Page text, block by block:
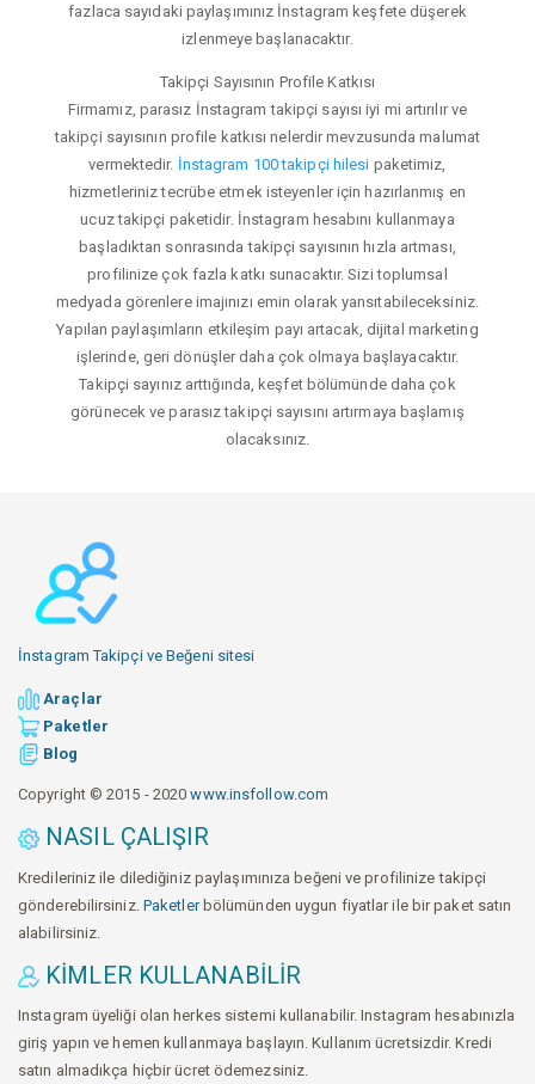
fazlaca sayıdaki paylaşımınız İnstagram keşfete düşerek
izlenmeye başlanacaktır.
Takipçi Sayısının Profile Katkısı
Firmamız, parasız İnstagram takipçi sayısı iyi mi artırılır ve
takipçi sayısının profile katkısı nelerdir mevzusunda malumat
vermektedir. İnstagram 100 takipçi hilesi paketimiz,
hizmetleriniz tecrübe etmek isteyenler için hazırlanmış en
ucuz takipçi paketidir. İnstagram hesabını kullanmaya
başladıktan sonrasında takipçi sayısının hızla artması,
profilinize çok fazla katkı sunacaktır. Sizi toplumsal
medyada görenlere imajınızı emin olarak yansıtabileceksiniz.
Yapılan paylaşımların etkileşim payı artacak, dijital marketing
işlerinde, geri dönüşler daha çok olmaya başlayacaktır.
Takipçi sayınız arttığında, keşfet bölümünde daha çok
görünecek ve parasız takipçi sayısını artırmaya başlamış
olacaksınız.
İnstagram Takipçi ve Beğeni sitesi
Araçlar
Paketler
Blog
Copyright © 2015 - 2020www.insfollow.com
NASIL ÇALIŞIR
Kredileriniz ile dilediğiniz paylaşımınıza beğeni ve profilinize takipçi
gönderebilirsiniz. Paketlerbölümünden uygun fiyatlar ile bir paket satın
alabilirsiniz.
KIMLER KULLANABILIR
Instagram üyeliği olan herkes sistemi kullanabilir. Instagram hesabınızla
giriş yapın ve hemen kullanmaya başlayın. Kullanım ücretsizdir. Kredi
satın almadıkça hiçbir ücret ödemezsiniz.